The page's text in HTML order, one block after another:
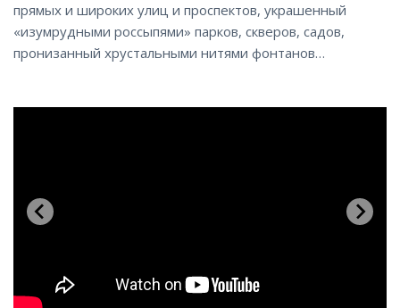
прямых и широких улиц и проспектов, украшенный
«изумрудными россыпями» парков, скверов, садов,
пронизанный хрустальными нитями фонтанов…